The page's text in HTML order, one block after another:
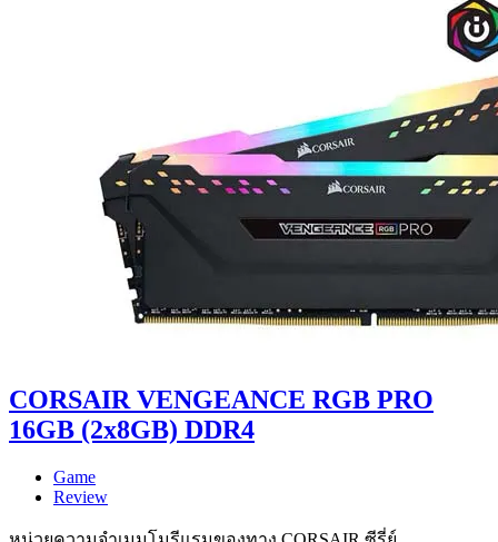
CORSAIR VENGEANCE RGB PRO
16GB (2x8GB) DDR4
Game
Review